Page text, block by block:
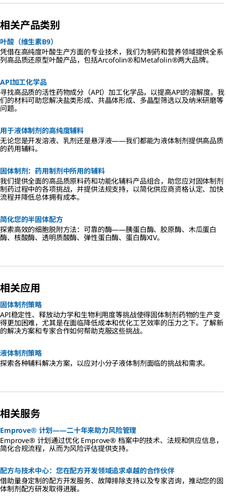
相关产品类别
叶酸（维生素B9）
凭借在高纯度叶酸生产方面的专业技术，我们为制药和营养领域提供全系
列高品质还原型叶酸产品，包括Arcofolin®和Metafolin®两大品牌。
API加工化学品
寻找高品质的活性药物成分（API）加工化学品，以提高API的溶解度。我
们的材料可助您解决盐类形成、共晶体形成、多晶型筛选以及纳米研磨等
问题。
用于液体制剂的高纯度辅料
无论您是开发溶液、乳剂还是悬浮液——我们都能为液体制剂提供高品质
的药用辅料。
固体制剂：药用制剂中所用的辅料
我们提供全面的高品质原料药和功能化辅料产品组合，助您应对固体制剂
制药过程中的各项挑战，并提供法规支持，以简化供应商资格认定、加快
流程并降低总体拥有成本。
简化您的半固体配方
探索高效的细胞脱附方法：可靠的酶——胰蛋白酶、胶原酶、木瓜蛋白
酶、核酸酶、透明质酸酶、弹性蛋白酶、蛋白酶XIV。
相关应用
固体制剂策略
API稳定性、释放动力学和生物利用度等挑战使得固体制剂药物的生产变
得更加困难，尤其是在面临降低成本和优化工艺效率的压力之下。了解新
的解决方案和专家合作如何帮助克服这些挑战。
液体制剂策略
探索各种辅料解决方案，以应对小分子液体制剂面临的挑战和需求。
相关服务
Emprove® 计划——二十年来助力风险管理
Emprove® 计划通过优化 Emprove® 档案中的技术、法规和供应信息，
简化合规流程，从而为风险评估提供支持。
配方与技术中心：您在配方开发领域追求卓越的合作伙伴
借助量身定制的配方开发服务、故障排除支持以及专家咨询，推动您的固
体制剂配方研发取得进展。